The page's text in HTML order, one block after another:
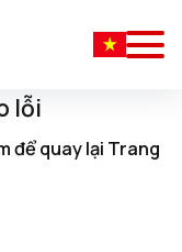
lỗi
để quay lại Trang